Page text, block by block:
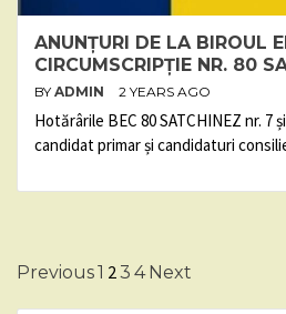
ANUNȚURI DE LA BIROUL
CIRCUMSCRIPȚIE NR. 80
BY ADMIN 2 YEARS AGO
Hotărârile BEC 80 SATCHINEZ nr. 7
candidat primar și candidaturi
Posts
Previous1 23 4 Next